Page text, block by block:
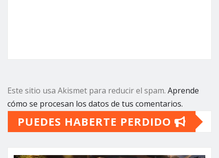
Este sitio usa Akismet para reducir el spam. Aprende
cómo se procesan los datos de tus comentarios.
PUEDES HABERTE PERDIDO